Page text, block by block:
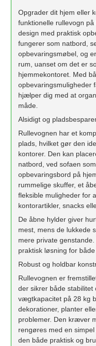
Opgrader dit hjem eller
funktionelle rullevogn
design med praktisk
fungerer som natbord,
opbevaringsmøbel, og
rum, uanset om det er
hjemmekontoret. Med
opbevaringsmuligheder
hjælper dig med at
måde.
Alsidigt og
Rullevognen har et
plads, hvilket gør den
kontorer. Den kan
natbord, ved sofaen
opbevaringsbord på
rummelige skuffer, et
fleksible muligheder for
kontorartikler, snacks
De åbne hylder giver
mest, mens de lukkede
mere private
praktisk løsning for
Robust og holdbar
Rullevognen er
der sikrer både
vægtkapacitet på 28 kg
dekorationer, planter
problemer. Den kræver
rengøres med en
den både praktisk og